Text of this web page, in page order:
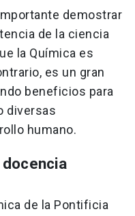
demostrar
de la ciencia
la Química es
es un gran
beneficios para
diversas
humano.
de la Pontificia